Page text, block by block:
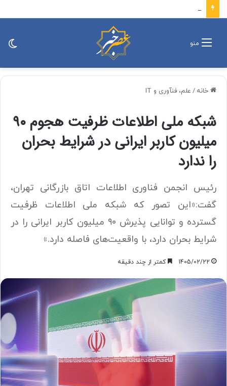
منو
خانه / علم، فنآوری و IT
شبکه ملی اطلاعات ظرفیت هجوم ۹۰
میلیون کاربر ایرانی در شرایط بحران
را ندارد
رئیس انجمن فناوری اطلاعات اتاق بازرگانی تهران،
گفت:«این تصور که شبکه ملی اطلاعات ظرفیت
گسترده و توانایی پذیرش ۹۰ میلیون کاربر ایرانی را در
شرایط بحران دارد، با واقعیت‌های فاصله دارد.»
1405/02/22 کمتر از چند دقیقه